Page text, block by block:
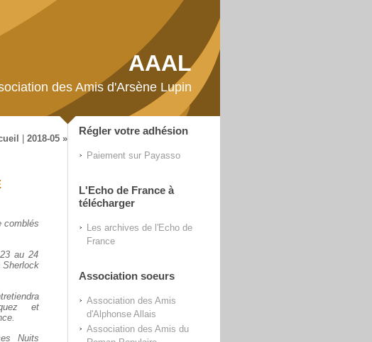
AAAL
des Amis d'Arsène Lupin
Régler votre adhésion
Paiement sur Payasso
L'Echo de France à
télécharger
Les archives de l'Echo de
France
Association soeurs
Association des Amis
d'Alphonse Allais
Association des Amis du
2018-05 »
comblés
au 24
Sherlock
et
Nuits